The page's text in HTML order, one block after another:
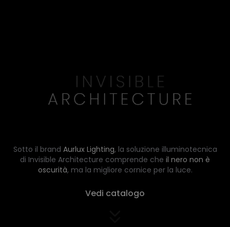
Sotto il brand Aurlux Lighting, la soluzione illuminotecnica
di Invisible Architecture comprende che il nero non è
oscurità, ma la migliore cornice per la luce.
Vedi catalogo